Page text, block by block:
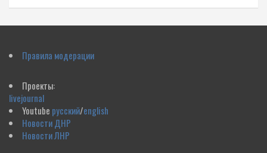
Правила модерации
Проекты:
livejournal
Youtube русский/english
Новости ДНР
Новости ЛНР